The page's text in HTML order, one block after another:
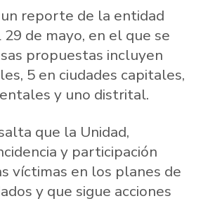
reporte de la entidad
de mayo, en el que se
propuestas incluyen
5 en ciudades capitales,
y uno distrital.
que la Unidad,
y participación
víctimas en los planes de
y que sigue acciones